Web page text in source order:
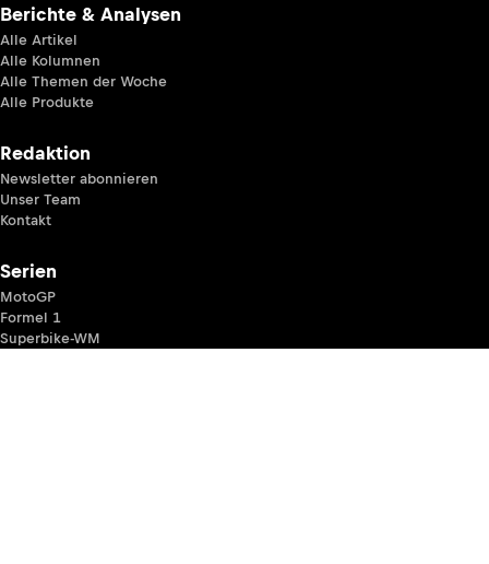
Berichte & Analysen
Alle Artikel
Alle Kolumnen
Alle Themen der Woche
Alle Produkte
Redaktion
Newsletter abonnieren
Unser Team
Kontakt
Serien
MotoGP
Formel 1
Superbike-WM